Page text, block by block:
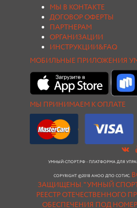
МЫ В КОНТАКТЕ
ДОГОВОР ОФЕРТЫ
ПАРТНЕРАМ
ОРГАНИЗАЦИИ
ИНСТРУКЦИИ&FAQ
МОБИЛЬНЫЕ ПРИЛОЖЕНИЯ
МЫ ПРИНИМАЕМ К ОПЛАТЕ
УМНЫЙ-СПОРТ.РФ - ПЛАТФОРМА ДЛЯ
COPYRIGHT ©2018 АНОО ДПО СОТИС.
ЗАЩИЩЕНЫ."УМНЫЙ
РЕЕСТР ОТЕЧЕСТВЕННОГО
ОБЕСПЕЧЕНИЯ ПОД